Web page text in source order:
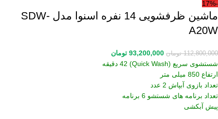
-17%
ماشین ظرفشویی 14 نفره اسنوا مدل SDW-
A20W
112,800,000 تومان 93,200,000 تومان
شستشوی سریع (Quick Wash) 42 دقیقه
ارتفاع 850 میلی متر
تعداد بازوی آبپاش 2 عدد
تعداد برنامه های شستشو 6 برنامه
پیش آبکشی